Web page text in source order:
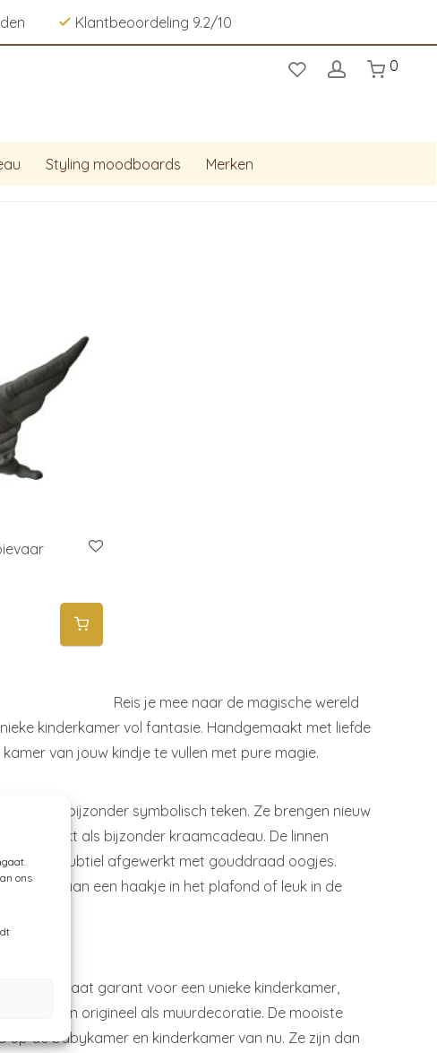
ons
Klantbeoordeling 9.2/10
0
Styling moodboards Merken
Reis je mee naar de magische wereld
kinderkamer vol fantasie. Handgemaakt met liefde
van jouw kindje te vullen met pure magie.
een bijzonder symbolisch teken. Ze brengen nieuw
geschikt als bijzonder kraamcadeau. De linnen
en subtiel afgewerkt met gouddraad oogjes.
op aan een haakje in het plafond of leuk in de
staat garant voor een unieke kinderkamer,
staan origineel als muurdecoratie. De mooiste
de babykamer en kinderkamer van nu. Ze zijn dan